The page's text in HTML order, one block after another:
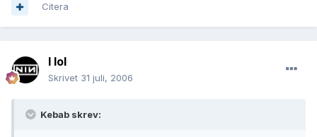
Citera
I lol
Skrivet 31 juli, 2006
Kebab skrev: